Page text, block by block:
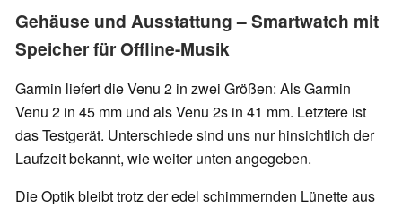
Gehäuse und Ausstattung – Smartwatch mit
Speicher für Offline-Musik
Garmin liefert die Venu 2 in zwei Größen: Als Garmin
Venu 2 in 45 mm und als Venu 2s in 41 mm. Letztere ist
das Testgerät. Unterschiede sind uns nur hinsichtlich der
Laufzeit bekannt, wie weiter unten angegeben.
Die Optik bleibt trotz der edel schimmernden Lünette aus